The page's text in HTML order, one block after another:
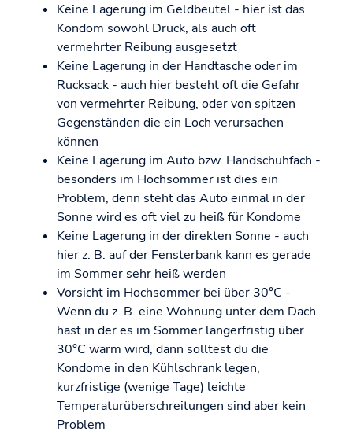
Keine Lagerung im Geldbeutel - hier ist das
Kondom sowohl Druck, als auch oft
vermehrter Reibung ausgesetzt
Keine Lagerung in der Handtasche oder im
Rucksack - auch hier besteht oft die Gefahr
von vermehrter Reibung, oder von spitzen
Gegenständen die ein Loch verursachen
können
Keine Lagerung im Auto bzw. Handschuhfach -
besonders im Hochsommer ist dies ein
Problem, denn steht das Auto einmal in der
Sonne wird es oft viel zu heiß für Kondome
Keine Lagerung in der direkten Sonne - auch
hier z. B. auf der Fensterbank kann es gerade
im Sommer sehr heiß werden
Vorsicht im Hochsommer bei über 30°C -
Wenn du z. B. eine Wohnung unter dem Dach
hast in der es im Sommer längerfristig über
30°C warm wird, dann solltest du die
Kondome in den Kühlschrank legen,
kurzfristige (wenige Tage) leichte
Temperaturüberschreitungen sind aber kein
Problem